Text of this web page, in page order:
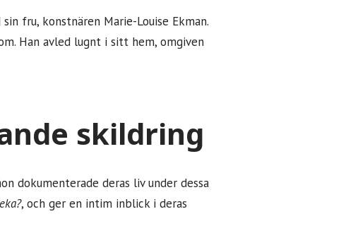
fru, konstnären Marie-Louise Ekman.
Han avled lugnt i sitt hem, omgiven
skildring
dokumenterade deras liv under dessa
, och ger en intim inblick i deras